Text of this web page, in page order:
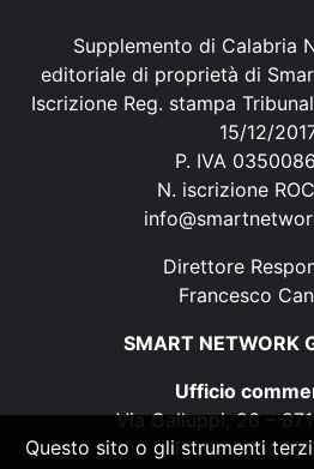
Supplemento di Calabria
editoriale di proprietà di
Iscrizione Reg. stampa
15/12/
P. IVA
N. iscrizione
Direttore
Francesco
SMART NETWORK
Ufficio
Via Galluppi, 26 –
P. IVA
Questo sito o gli strumenti